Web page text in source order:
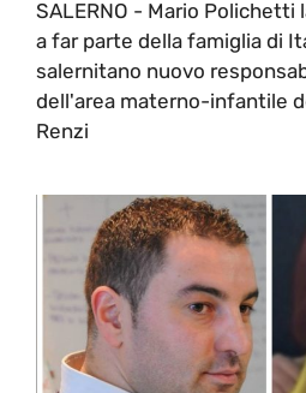
SALERNO - Mario Polichetti
a far parte della famiglia di
salernitano nuovo
dell'area materno-infantile
Renzi